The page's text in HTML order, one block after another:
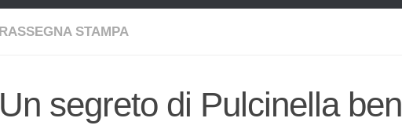
RASSEGNA STAMPA
Un segreto di Pulcinella ben